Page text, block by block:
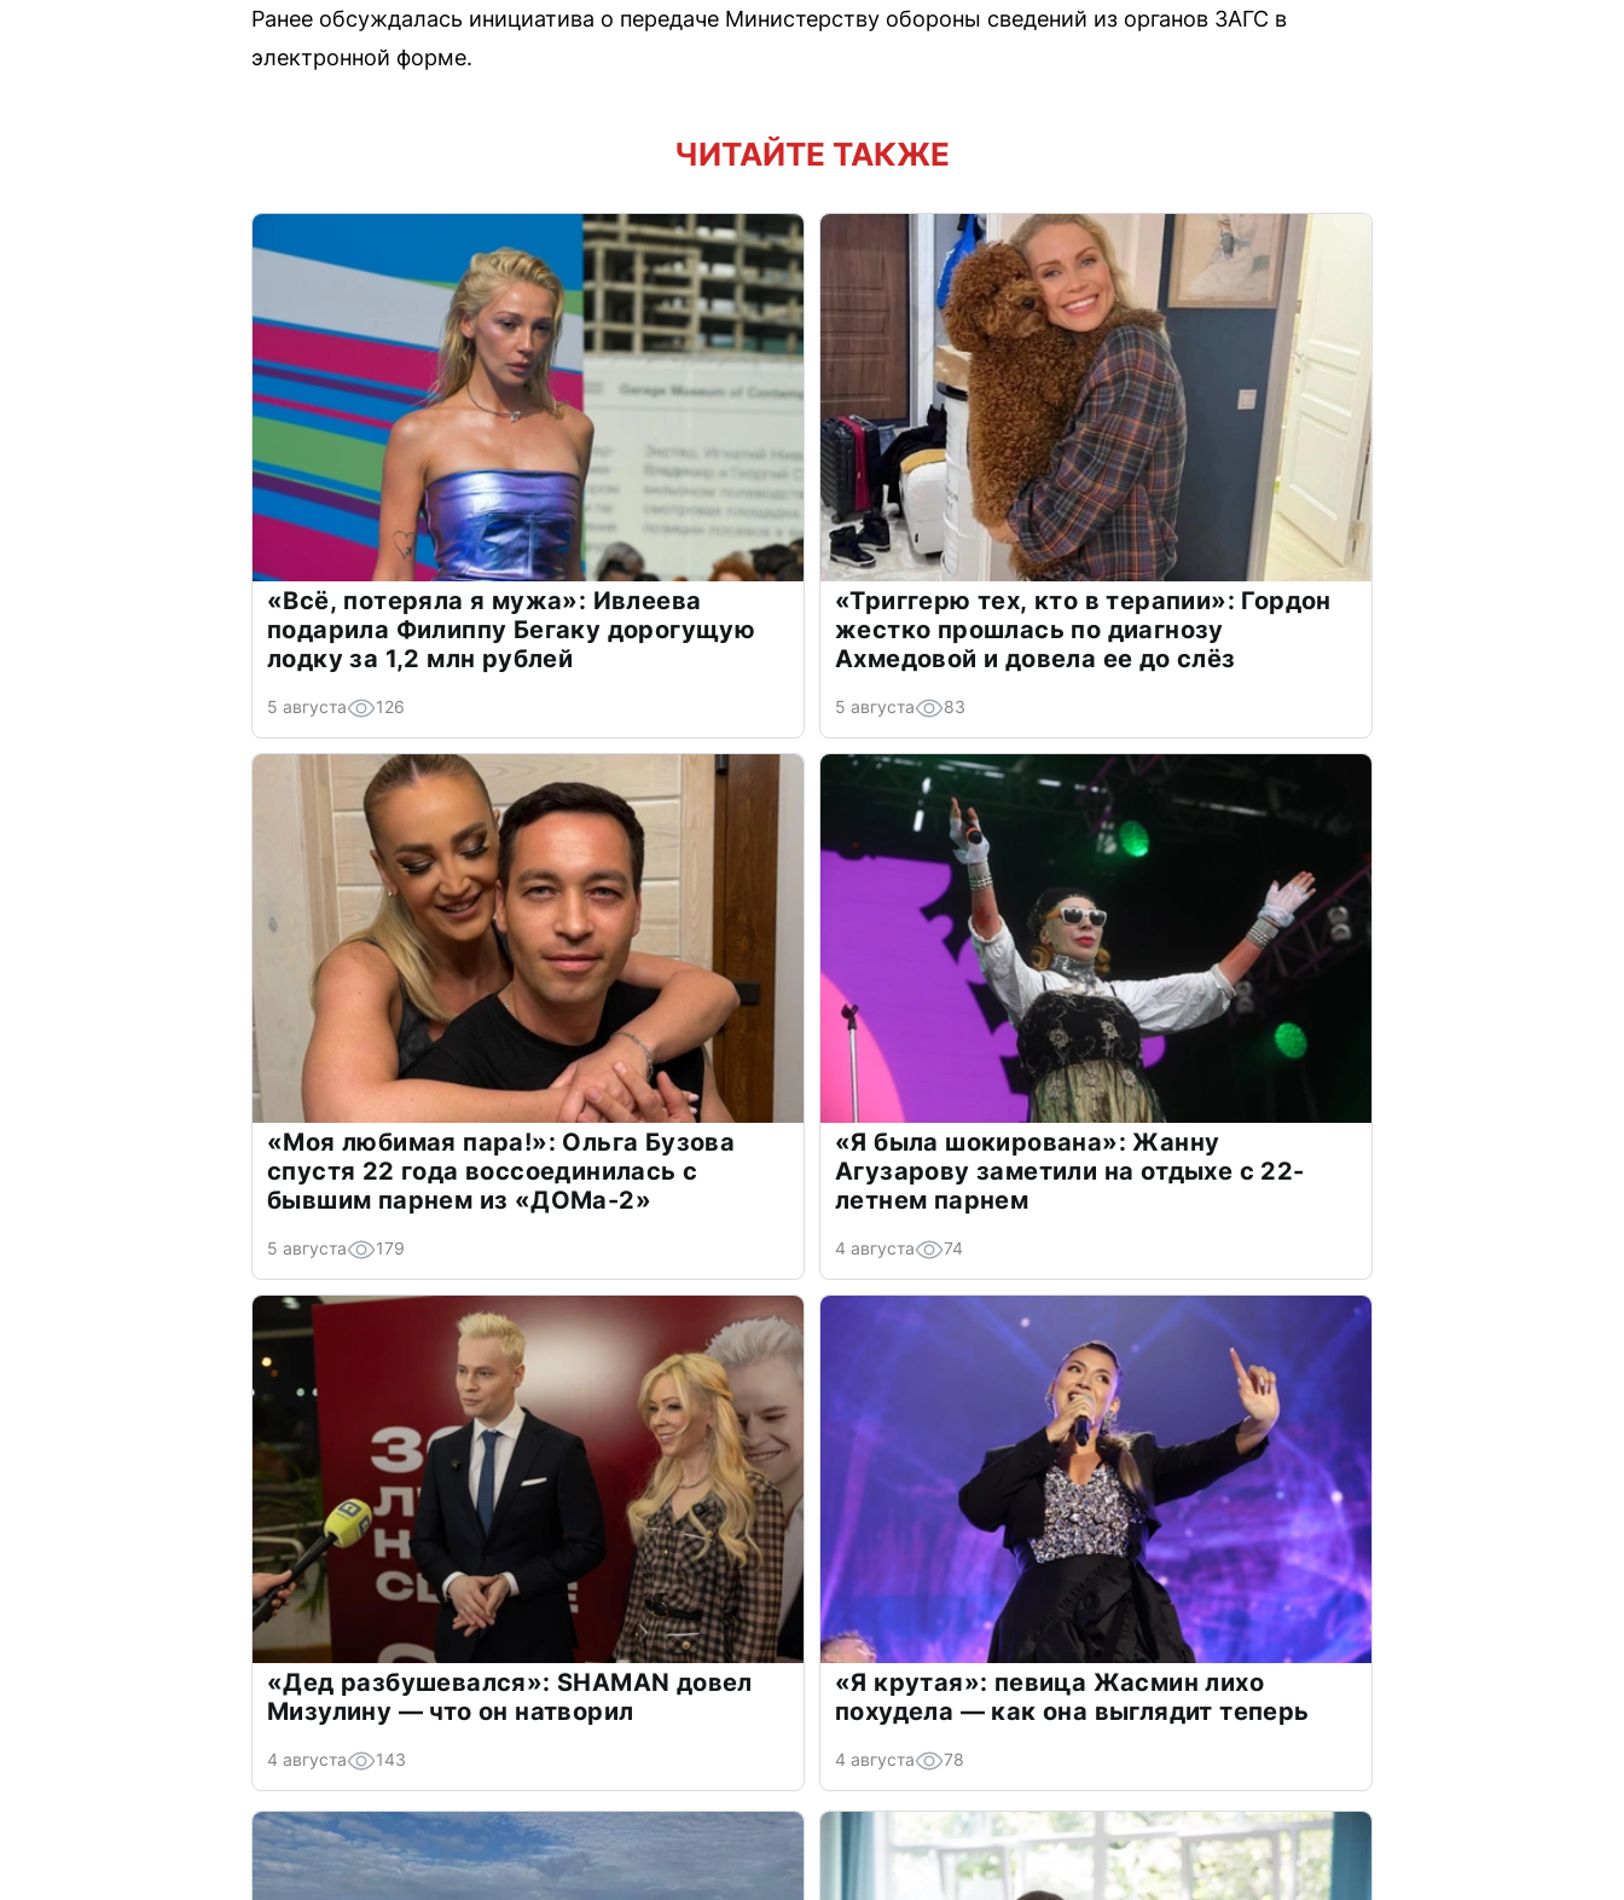
Ранее обсуждалась инициатива о передаче Министерству обороны сведений из органов ЗАГС в
электронной форме.
ЧИТАЙТЕ ТАКЖЕ
«Всё, потеряла я мужа»: Ивлеева
подарила Филиппу Бегаку дорогущую
лодку за 1,2 млн рублей
5 августа 126
«Триггерю тех, кто в терапии»: Гордон
жестко прошлась по диагнозу
Ахмедовой и довела ее до слёз
5 августа 83
«Моя любимая пара!»: Ольга Бузова
спустя 22 года воссоединилась с
бывшим парнем из «ДОМа-2»
5 августа 179
«Я была шокирована»: Жанну
Агузарову заметили на отдыхе с 22-
летнем парнем
4 августа 74
«Дед разбушевался»: SHAMAN довел
Мизулину — что он натворил
4 августа 143
«Я крутая»: певица Жасмин лихо
похудела — как она выглядит теперь
4 августа 78